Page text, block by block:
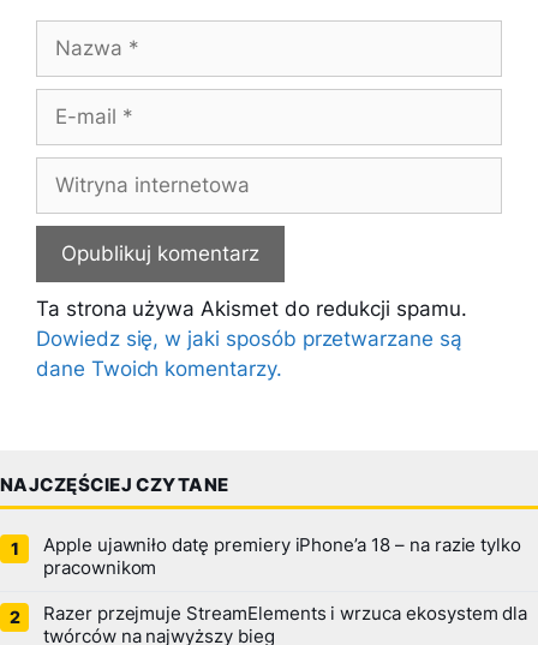
mail
internetowa
Ta strona używa Akismet do redukcji spamu.
Dowiedz się, w jaki sposób przetwarzane są
dane Twoich komentarzy.
NAJCZĘŚCIEJ CZYTANE
Apple ujawniło datę premiery iPhone’a 18 – na razie tylko
pracownikom
Razer przejmuje StreamElements i wrzuca ekosystem dla
twórców na najwyższy bieg